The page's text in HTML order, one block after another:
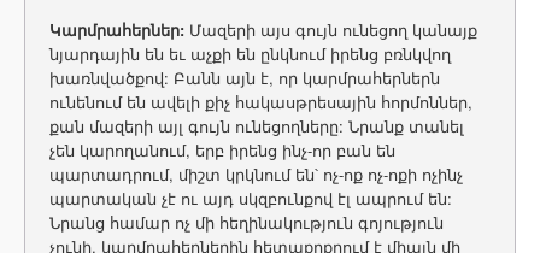
Կարմրահերներ: Մազերի այս գույն ունեցող կանայք
նյարդային են եւ աչքի են ընկնում իրենց բռնկվող
խառնվածքով: Բանն այն է, որ կարմրահերներն
ունենում են ավելի քիչ հակասթրեսային հորմոններ,
քան մազերի այլ գույն ունեցողները: Նրանք տանել
չեն կարողանում, երբ իրենց ինչ-որ բան են
պարտադրում, միշտ կրկնում են՝ ոչ-ոք ոչ-ոքի ոչինչ
պարտական չէ ու այդ սկզբունքով էլ ապրում են:
Նրանց համար ոչ մի հեղինակություն գոյություն
չունի, կարմրահերներին հետաքրքրում է միայն մի